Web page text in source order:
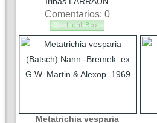
Comentarios: 0
Metatrichia vesparia